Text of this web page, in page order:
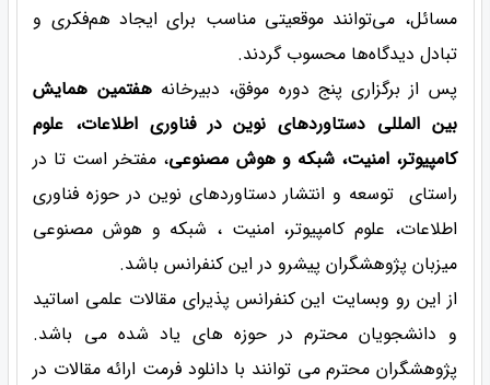
مسائل، می‌توانند موقعیتی مناسب برای ایجاد هم‌فکری و
تبادل دیدگاه‌ها محسوب گردند.
پس از برگزاری پنج دوره موفق، دبیرخانههفتمین همایش
بین المللی دستاوردهای نوین در فناوری اطلاعات، علوم
کامپیوتر، امنیت، شبکه و هوش مصنوعی، مفتخر است تا در
راستای توسعه و انتشار دستاوردهای نوین در حوزه فناوری
اطلاعات، علوم کامپیوتر، امنیت ، شبکه و هوش مصنوعی
میزبان پژوهشگران پیشرو در این کنفرانس باشد.
از این رو وبسایت این کنفرانس پذیرای مقالات علمی اساتید
و دانشجویان محترم در حوزه های یاد شده می باشد.
پژوهشگران محترم می توانند با دانلود فرمت ارائه مقالات در